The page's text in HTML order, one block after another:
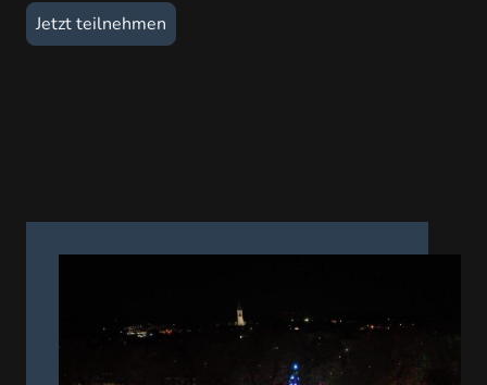
Jetzt teilnehmen